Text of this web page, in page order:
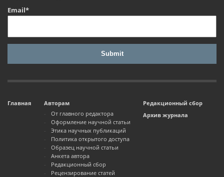
Email*
Главная
Авторам
От главного редактора
Оформление научной статьи
Этика научных публикаций
Политика открытого доступа
Образец научной статьи
Анкета автора
Редакционный сбор
Рецензирование статей
Редакционный сбор
Архив журнала